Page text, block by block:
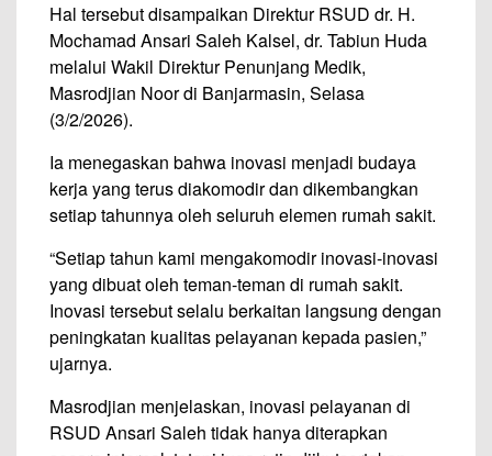
Hal tersebut disampaikan Direktur RSUD dr. H.
Mochamad Ansari Saleh Kalsel, dr. Tabiun Huda
melalui Wakil Direktur Penunjang Medik,
Masrodjian Noor di Banjarmasin, Selasa
(3/2/2026).
Ia menegaskan bahwa inovasi menjadi budaya
kerja yang terus diakomodir dan dikembangkan
setiap tahunnya oleh seluruh elemen rumah sakit.
“Setiap tahun kami mengakomodir inovasi-inovasi
yang dibuat oleh teman-teman di rumah sakit.
Inovasi tersebut selalu berkaitan langsung dengan
peningkatan kualitas pelayanan kepada pasien,”
ujarnya.
Masrodjian menjelaskan, inovasi pelayanan di
RSUD Ansari Saleh tidak hanya diterapkan